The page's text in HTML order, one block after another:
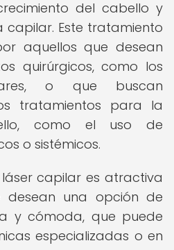
del cabello y
Este tratamiento
aquellos que desean
quirúrgicos, como los
o que buscan
tratamientos para la
como el uso de
o sistémicos.
capilar es atractiva
una opción de
y cómoda, que puede
especializadas o en